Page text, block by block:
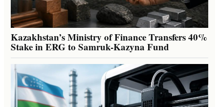
Kazakhstan’s Ministry of Finance Transfers 40%
Stake in ERG to Samruk-Kazyna Fund